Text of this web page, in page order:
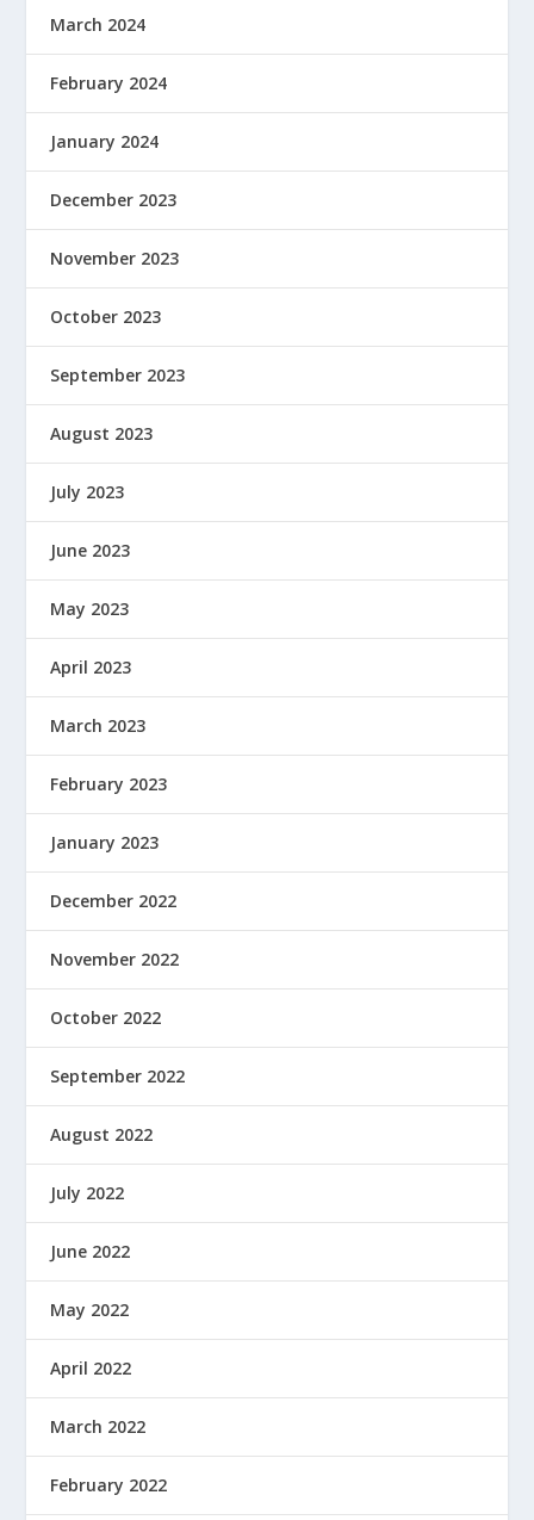
March 2024
February 2024
January 2024
December 2023
November 2023
October 2023
September 2023
August 2023
July 2023
June 2023
May 2023
April 2023
March 2023
February 2023
January 2023
December 2022
November 2022
October 2022
September 2022
August 2022
July 2022
June 2022
May 2022
April 2022
March 2022
February 2022